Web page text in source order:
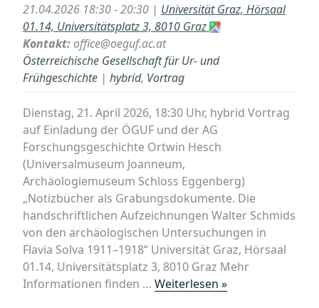
21.04.2026 18:30 - 20:30 | Universität Graz, Hörsaal
01.14, Universitätsplatz 3, 8010 Graz
Kontakt:office@oeguf.ac.at
Österreichische Gesellschaft für Ur- und
Frühgeschichte | hybrid, Vortrag
Dienstag, 21. April 2026, 18:30 Uhr, hybrid Vortrag
auf Einladung der ÖGUF und der AG
Forschungsgeschichte Ortwin Hesch
(Universalmuseum Joanneum,
Archäologiemuseum Schloss Eggenberg)
„Notizbücher als Grabungsdokumente. Die
handschriftlichen Aufzeichnungen Walter Schmids
von den archäologischen Untersuchungen in
Flavia Solva 1911–1918“ Universität Graz, Hörsaal
01.14, Universitätsplatz 3, 8010 Graz Mehr
Informationen finden … Weiterlesen »„hybrid